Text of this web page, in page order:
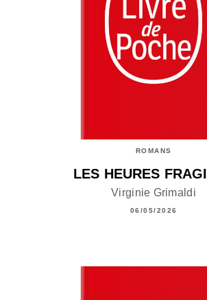
ROMANS
LES HEURES
Virginie Grimaldi
06/05/2026